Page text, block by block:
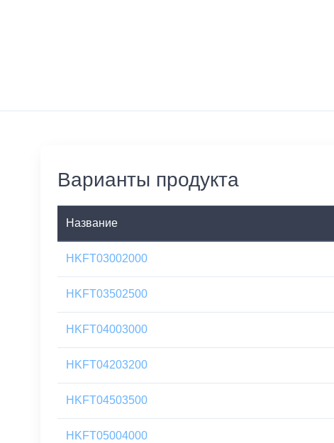
Варианты продукта
Название
HKFT03002000
HKFT03502500
HKFT04003000
HKFT04203200
HKFT04503500
HKFT05004000